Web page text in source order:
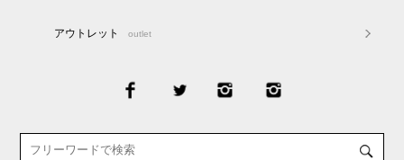
アウトレット outlet